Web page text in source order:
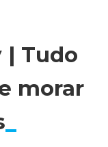
| Tudo
morar